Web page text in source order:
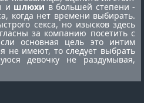
и шлюхи в большей степени -
когда нет времени выбирать.
секса, но изысков здесь
за компанию посетить с
основная цель это интим
не имеют, то следует выбрать
девочку не раздумывая,